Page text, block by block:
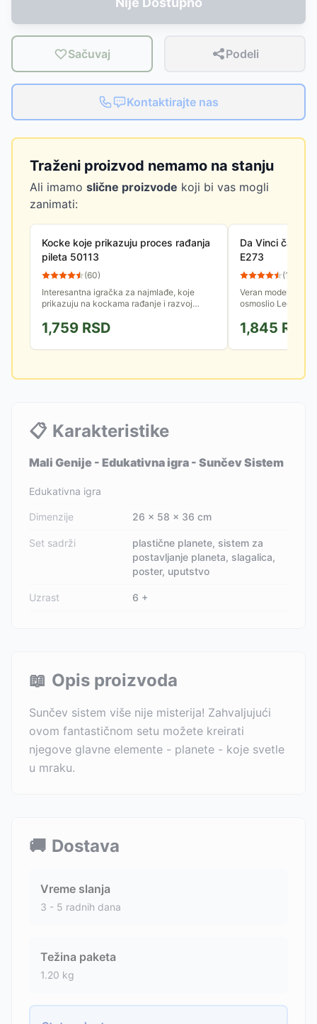
Sačuvaj Podeli
Kontaktirajte nas
Traženi proizvod nemamo na stanju
Ali imamo slične proizvode koji bi vas mogli
zanimati:
Kocke koje prikazuju proces rađanja
pileta 50113
(60)
Interesantna igračka za najmlađe, koje
prikazuju na kockama rađanje i razvoj
1,759 RSD
Da Vinci čamac
E273
(116
Veran model
osmoslio
1,845 RSD
📋 Karakteristike
Mali Genije - Edukativna igra - Sunčev Sistem
Edukativna igra
Dimenzije 26 x 58 x 36 cm
Set sadrži
plastične planete, sistem za
postavljanje planeta, slagalica,
poster, uputstvo
Uzrast 6 +
📖 Opis proizvoda
Sunčev sistem više nije misterija! Zahvaljujući
ovom fantastičnom setu možete kreirati
njegove glavne elemente - planete - koje svetle
u mraku.
🚚 Dostava
Vreme slanja
3 - 5 radnih dana
Težina paketa
1.20 kg